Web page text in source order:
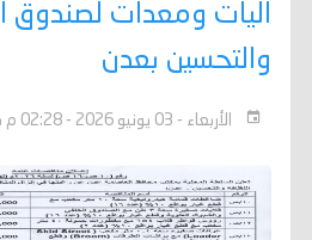
آليات ومعدات لصندوق
والتحسين بعدن
الأربعاء - 03 يونيو 2026 - 02:28 م بتوقيت عدن